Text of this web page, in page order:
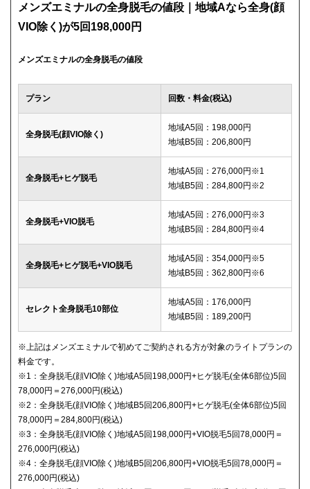
メンズエミナルの全身脱毛の値段｜地域Aなら全身(顔
VIO除く)が5回198,000円
メンズエミナルの全身脱毛の値段
プラン 回数・料金(税込)
全身脱毛(顔VIO除く)
地域A5回：198,000円
地域B5回：206,800円
全身脱毛+ヒゲ脱毛
地域A5回：276,000円※1
地域B5回：284,800円※2
全身脱毛+VIO脱毛
地域A5回：276,000円※3
地域B5回：284,800円※4
全身脱毛+ヒゲ脱毛+VIO脱毛
地域A5回：354,000円※5
地域B5回：362,800円※6
セレクト全身脱毛10部位
地域A5回：176,000円
地域B5回：189,200円
※上記はメンズエミナルで初めてご契約される方が対象のライトプランの
料金です。
※1：全身脱毛(顔VIO除く)地域A5回198,000円+ヒゲ脱毛(全体6部位)5回
78,000円＝276,000円(税込)
※2：全身脱毛(顔VIO除く)地域B5回206,800円+ヒゲ脱毛(全体6部位)5回
78,000円＝284,800円(税込)
※3：全身脱毛(顔VIO除く)地域A5回198,000円+VIO脱毛5回78,000円＝
276,000円(税込)
※4：全身脱毛(顔VIO除く)地域B5回206,800円+VIO脱毛5回78,000円＝
276,000円(税込)